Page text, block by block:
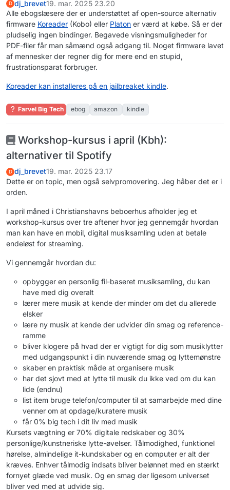
D dj_brevet19. mar. 2025 23.20
Alle ebogslæsere der er understøttet af open-source alternativ
firmware Koreader (Kobo) eller Platon er værd at købe. Så er der
pludselig ingen bindinger. Begavede visningsmuligheder for
PDF-filer får man såmænd også adgang til. Noget firmware lavet
af mennesker der regner dig for mere end en stupid,
frustrationsparat forbruger.
Koreader kan installeres på en jailbreaket kindle.
Farvel Big Tech ebog amazon kindle
Workshop-kursus i april (Kbh):
alternativer til Spotify
D dj_brevet19. mar. 2025 23.17
Dette er on topic, men også selvpromovering. Jeg håber det er i
orden.
I april måned i Christianshavns beboerhus afholder jeg et
workshop-kursus over tre aftener hvor jeg gennemgår hvordan
man kan have en mobil, digital musiksamling uden at betale
endeløst for streaming.
Vi gennemgår hvordan du:
opbygger en personlig fil-baseret musiksamling, du kan
have med dig overalt
lærer mere musik at kende der minder om det du allerede
elsker
lære ny musik at kende der udvider din smag og reference-
ramme
bliver klogere på hvad der er vigtigt for dig som musiklytter
med udgangspunkt i din nuværende smag og lyttemønstre
skaber en praktisk måde at organisere musik
har det sjovt med at lytte til musik du ikke ved om du kan
lide (endnu)
list item bruge telefon/computer til at samarbejde med dine
venner om at opdage/kuratere musik
får 0% big tech i dit liv med musik
Kursets vægtning er 70% digitale redskaber og 30%
personlige/kunstneriske lytte-øvelser. Tålmodighed, funktionel
hørelse, almindelige it-kundskaber og en computer er alt der
kræves. Enhver tålmodig indsats bliver belønnet med en stærkt
fornyet glæde ved musik. Og en smag der ligesom universet
bliver ved med at udvide sig.